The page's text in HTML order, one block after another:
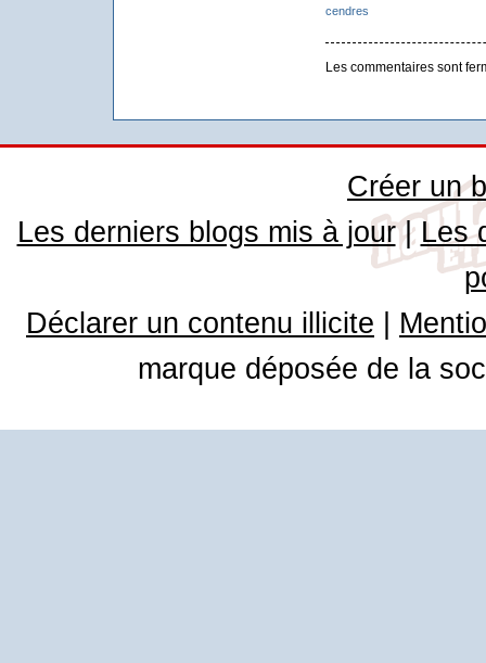
cendres
Les commentaires sont
Créer un
Les derniers blogs mis à jour| Les
Déclarer un contenu illicite
marque déposée de la